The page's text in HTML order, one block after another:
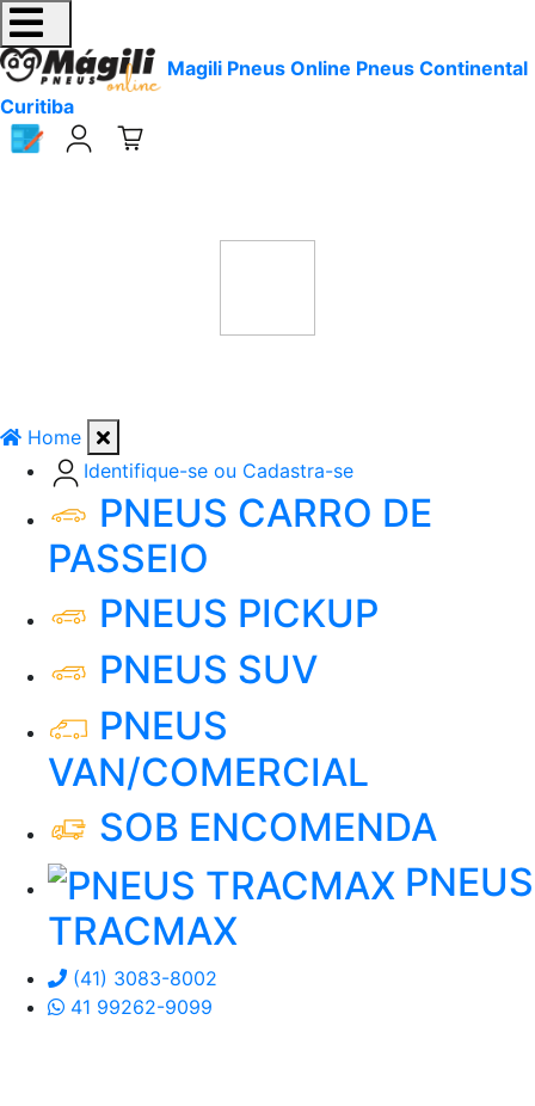
Magili Pneus Online Pneus Continental
Curitiba
Home
Identifique-se ou Cadastra-se
PNEUS CARRO DE
PASSEIO
PNEUS PICKUP
PNEUS SUV
PNEUS
VAN/COMERCIAL
SOB ENCOMENDA
PNEUS
TRACMAX
(41) 3083-8002
41 99262-9099